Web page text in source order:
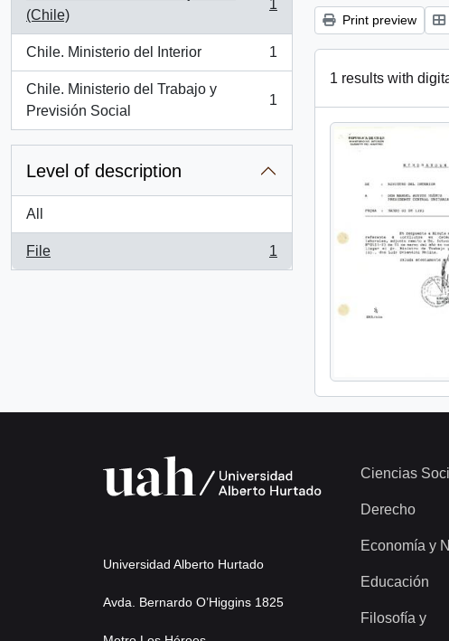
(Chile)
, 1 results
1
Chile. Ministerio del Interior
, 1 results
1
Chile. Ministerio del Trabajo y
Previsión Social
, 1 results
1
Level of description
All
File
, 1 results
1
Print preview
1 results with
Universidad Alberto Hurtado
Avda. Bernardo O’Higgins 1825
Ciencias
Derecho
Economía y
Educación
Filosofía y